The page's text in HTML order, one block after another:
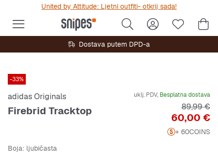
United by Attitude: Ljetni outfiti- otkrij sada!
Dostava putem DPD-a
-33%
adidas Originals
Firebrid Tracktop
uklj. PDV, Besplatna dostava
Cijena
60,00 €
89,99 €
+ 60COINS
Boja: ljubičasta